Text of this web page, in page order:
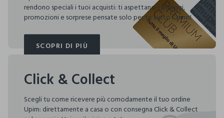
rendono speciali i tuoi acquisti: ti aspettano vantaggi,
promozioni e sorprese pensate solo per te tutto l'anno!
SCOPRI DI PIÙ
SCOPRI DI PIÙ
Click & Collect
Scegli tu come ricevere più comodamente il tuo ordine
Upim: direttamente a casa o con consegna Click & Collect